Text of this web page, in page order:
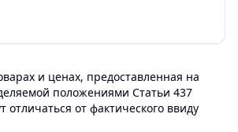
и ценах, предоставленная на
положениями Статьи 437
от фактического ввиду